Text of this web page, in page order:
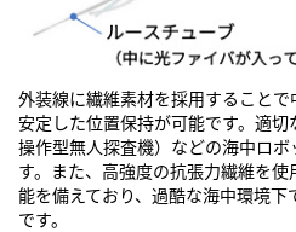
外装線に繊維素材を採用すること
安定した位置保持が可能です。適
操作型無人探査機）などの海中ロ
す。また、高強度の抗張力繊維を
能を備えており、過酷な海中環境
です。